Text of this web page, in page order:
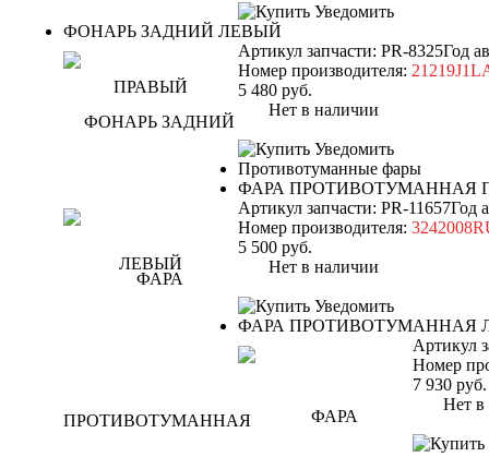
Уведомить
ФОНАРЬ ЗАДНИЙ ЛЕВЫЙ
Артикул запчасти: PR-8325Год
Номер производителя:
5 480 руб.
Нет в наличии
Уведомить
Противотуманные фары
ФАРА ПРОТИВОТУМАННАЯ
Артикул запчасти: PR-11657Год
Номер производителя:
5 500 руб.
Нет в наличии
Уведомить
ФАРА ПРОТИВОТУМАННАЯ
Артикул
Номер
7 930 руб.
Нет в